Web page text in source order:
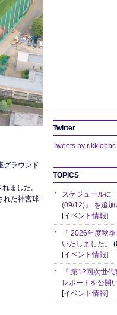
グラウンド
ました。
れた神宮球
Twitter
Tweets by rikkiobbc
TOPICS
スケジュールに
(09/12)』 を追加
[イベント情報]
『 2026年度秋
いたしました。
[イベント情報]
『 第12回次世
レポートを公開
[イベント情報]